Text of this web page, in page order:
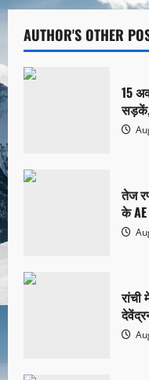
AUTHOR'S OTHER
15
सड़कें,
तेज
के AE
रांची